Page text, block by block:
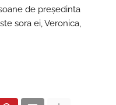
de președinta
sora ei, Veronica,